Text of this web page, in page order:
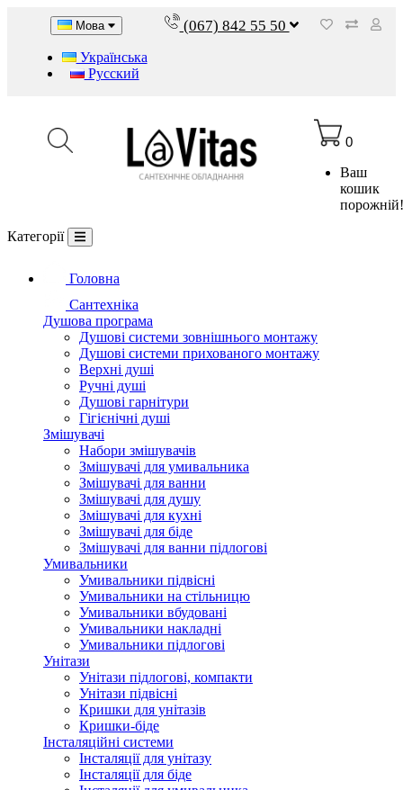
Мова
Українська
Русский
(067) 842 55 50
0
Ваш
кошик
Категорії
Головна
Сантехніка
Душова програма
Душові системи зовнішнього монтажу
Душові системи прихованого монтажу
Верхні душі
Ручні душі
Душові гарнітури
Гігієнічні душі
Змішувачі
Набори змішувачів
Змішувачі для умивальника
Змішувачі для ванни
Змішувачі для душу
Змішувачі для кухні
Змішувачі для біде
Змішувачі для ванни підлогові
Умивальники
Умивальники підвісні
Умивальники на стільницю
Умивальники вбудовані
Умивальники накладні
Умивальники підлогові
Унітази
Унітази підлогові, компакти
Унітази підвісні
Кришки для унітазів
Кришки-біде
Інсталяційні системи
Інсталяції для унітазу
Інсталяції для біде